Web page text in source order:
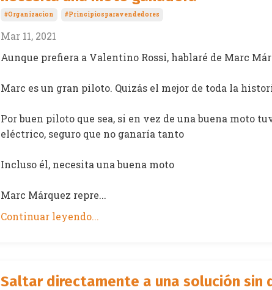
#organizacion #principiosparavendedores
Mar 11, 2021
Aunque prefiera a Valentino Rossi, hablaré de Marc
Marc es un gran piloto. Quizás el mejor de toda la
Por buen piloto que sea, si en vez de una buena moto
eléctrico, seguro que no ganaría tanto
Incluso él, necesita una buena moto
Marc Márquez repre...
Continuar leyendo...
Saltar directamente a una solución sin